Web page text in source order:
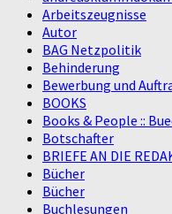
Arbeitszeugnisse
Autor
BAG Netzpolitik
Behinderung
Bewerbung und
BOOKS
Books & People ::
Botschafter
BRIEFE AN DIE
Bücher
Bücher
Buchlesungen